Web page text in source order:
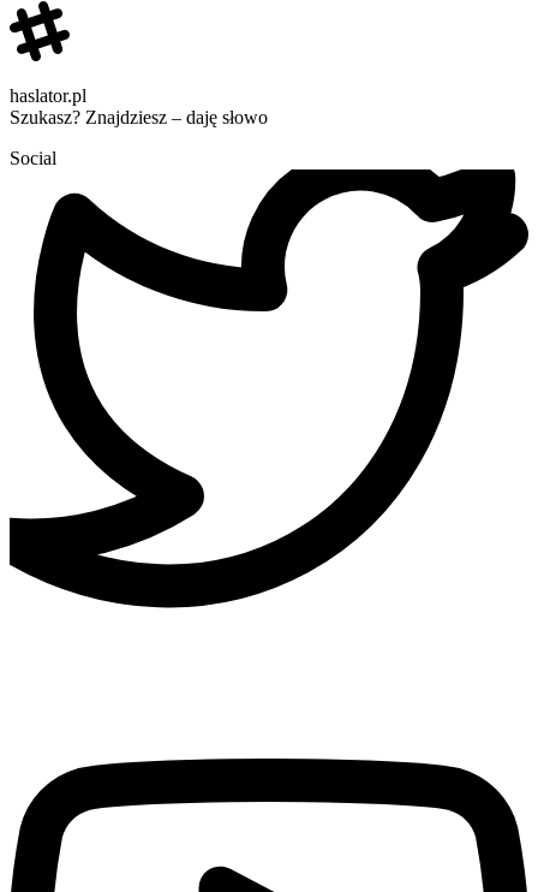
haslator.pl
Szukasz? Znajdziesz – daję słowo
Social